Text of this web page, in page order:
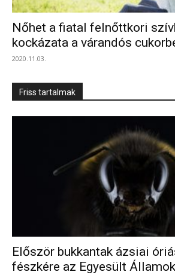
Nőhet a fiatal felnőttkori
kockázata a várandós
2020.11.03.
Friss tartalmak
Először bukkantak ázsiai
fészkére az Egyesült